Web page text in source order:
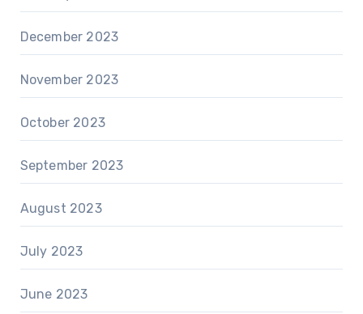
December 2023
November 2023
October 2023
September 2023
August 2023
July 2023
June 2023